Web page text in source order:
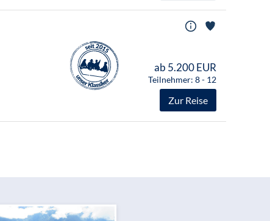
ab 5.200 EUR
Teilnehmer: 8 - 12
Zur Reise